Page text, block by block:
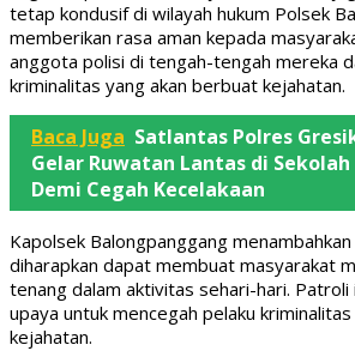
tetap kondusif di wilayah hukum Polsek
memberikan rasa aman kepada
anggota polisi di tengah-tengah mereka
kriminalitas yang akan berbuat kejahatan.
Baca Juga Satlantas Polres
Gelar Ruwatan Lantas di Sekolah
Demi Cegah Kecelakaan
Kapolsek Balongpanggang
diharapkan dapat membuat masyarakat
tenang dalam aktivitas sehari-hari. Patroli
upaya untuk mencegah pelaku kriminalitas
kejahatan.